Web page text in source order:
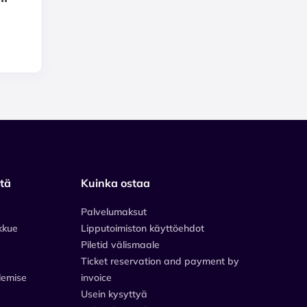
Kuinka ostaa
Palvelumaksut
Lipputoimiston käyttöehdot
Piletid välismaale
Ticket reservation and payment by
invoice
Usein kysyttyä